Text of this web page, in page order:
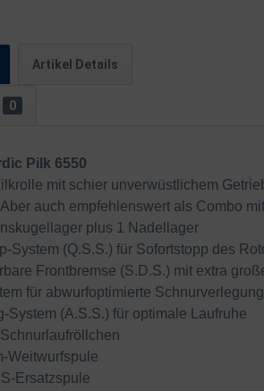
Artikel Details
0
Pilk 6550
mit schier unverwüstlichem
auch empfehlenswert als Combo
plus 1 Nadellager
System (Q.S.S.) für Sofortstopp des
Frontbremse (S.D.S.) mit extra
für abwurfoptimierte Schnurverlegung
System (A.S.S.) für optimale Laufruhe
Weitwurfspule
Ersatzspule